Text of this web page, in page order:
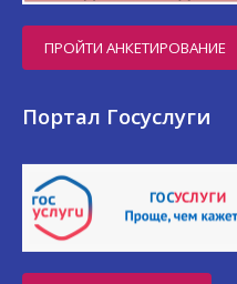
ПРОЙТИ АНКЕТИРОВАНИЕ
Портал Госуслуги